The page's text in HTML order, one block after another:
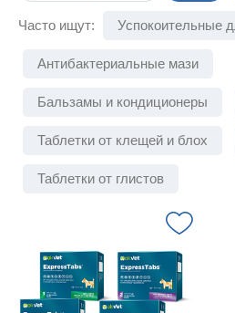
Часто ищут: Успокоительные
Антибактериальные мази
Бальзамы и кондиционеры
Таблетки от клещей и блох
Таблетки от глистов